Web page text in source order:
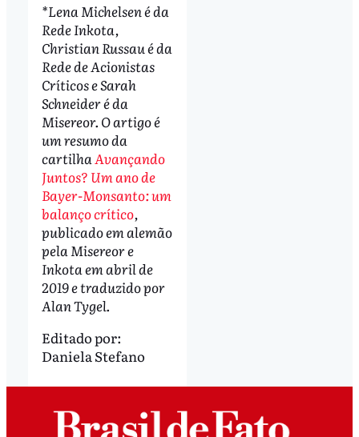
*Lena Michelsen é da
Rede Inkota,
Christian Russau é da
Rede de Acionistas
Críticos e Sarah
Schneider é da
Misereor. O artigo é
um resumo da
cartilhaAvançando
Juntos? Um ano de
Bayer-Monsanto: um
balanço crítico,
publicado em alemão
pela Misereor e
Inkota em abril de
2019 e traduzido por
Alan Tygel.
Editado por:
Daniela Stefano